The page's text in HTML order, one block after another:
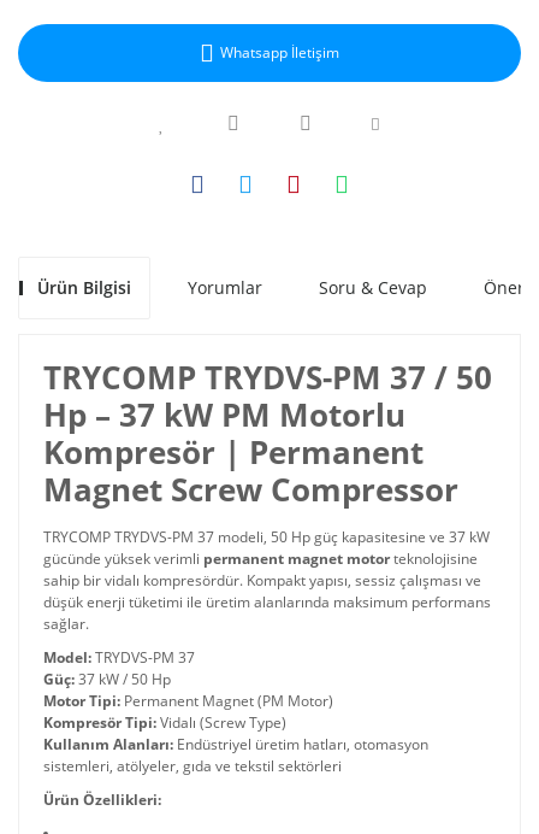
Whatsapp İletişim
Ürün Bilgisi Yorumlar Soru & Cevap
TRYCOMP TRYDVS-PM 37 / 50
Hp – 37 kW PM Motorlu
Kompresör | Permanent
Magnet Screw Compressor
TRYCOMP TRYDVS-PM 37 modeli, 50 Hp güç kapasitesine ve 37 kW
gücünde yüksek verimli permanent magnet motorteknolojisine
sahip bir vidalı kompresördür. Kompakt yapısı, sessiz çalışması ve
düşük enerji tüketimi ile üretim alanlarında maksimum performans
sağlar.
Model:TRYDVS-PM 37
Güç:37 kW / 50 Hp
Motor Tipi: Permanent Magnet (PM Motor)
Kompresör Tipi:Vidalı (Screw Type)
Kullanım Alanları: Endüstriyel üretim hatları, otomasyon
sistemleri, atölyeler, gıda ve tekstil sektörleri
Ürün Özellikleri: